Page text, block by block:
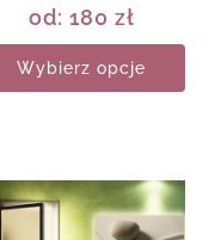
od: 180 zł
Wybierz opcje